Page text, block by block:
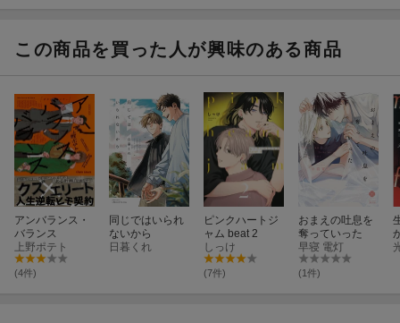
この商品を買った人が興味のある商品
アンバランス・
バランス
上野ポテト
(4件)
同じではいられ
ないから
日暮くれ
ピンクハートジ
ャム beat 2
しっけ
(7件)
おまえの吐息を
奪っていった
早寝 電灯
(1件)